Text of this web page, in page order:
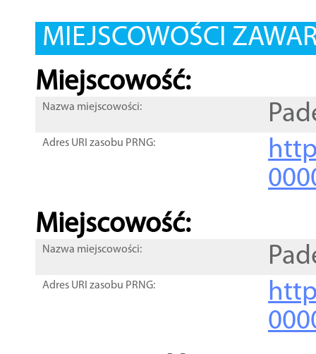
MIEJSCOWOŚCI
Miejscowość:
Nazwa miejscowości:
Adres URI zasobu PRNG:
Miejscowość:
Nazwa miejscowości:
Adres URI zasobu PRNG: